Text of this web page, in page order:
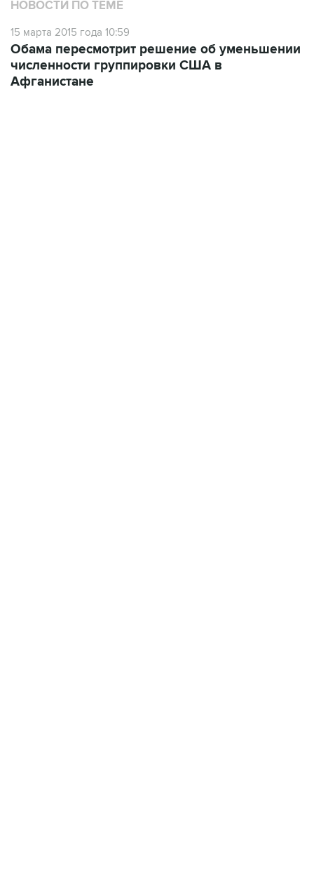
НОВОСТИ ПО ТЕМЕ
15 марта 2015 года 10:59
Обама пересмотрит решение об уменьшении
численности группировки США в
Афганистане